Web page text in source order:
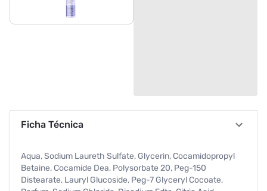
Ficha Técnica
Aqua, Sodium Laureth Sulfate, Glycerin, Cocamidopropyl
Betaine, Cocamide Dea, Polysorbate 20, Peg-150
Distearate, Lauryl Glucoside, Peg-7 Glyceryl Cocoate,